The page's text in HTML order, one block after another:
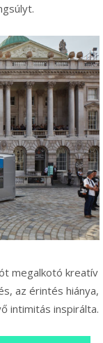
megalkotó kreatív
az érintés hiánya,
intimitás inspirálta.